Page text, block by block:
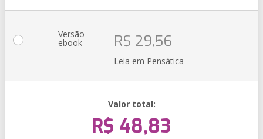
Versão
ebook R$ 29,56
Leia em Pensática
Valor total:
R$ 48,83